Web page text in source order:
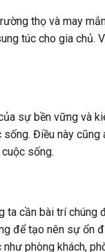
thọ và may
túc cho gia chủ.
sự bền vững và
Điều này cũng
sống.
cần bài trí chúng
để tạo nên sự ổn
phòng khách,